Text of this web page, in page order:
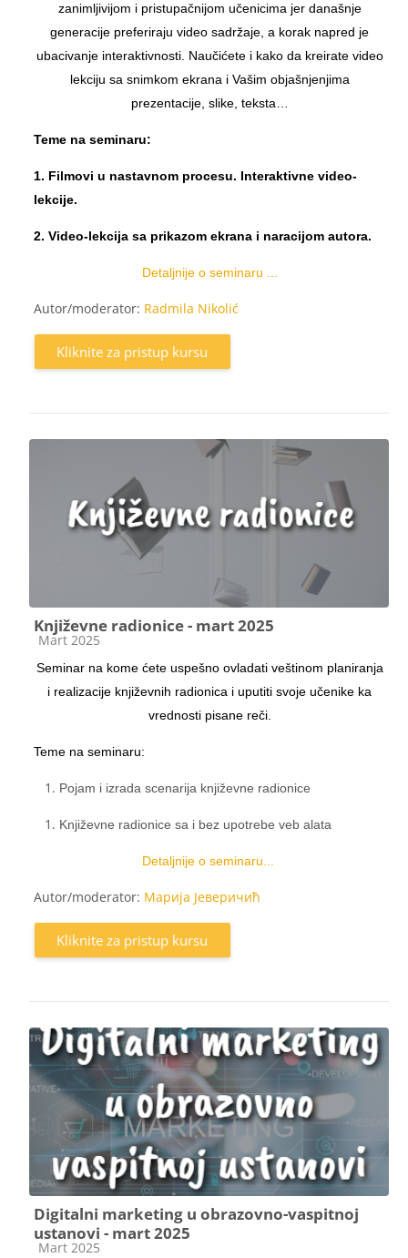
zanimljivijom i pristupačnijom učenicima jer današnje
generacije preferiraju video sadržaje, a korak napred je
ubacivanje interaktivnosti. Naučićete i kako da kreirate video
lekciju sa snimkom ekrana i Vašim objašnjenjima
prezentacije, slike, teksta…
Teme na seminaru:
1. Filmovi u nastavnom procesu. Interaktivne video-
lekcije.
2. Video-lekcija sa prikazom ekrana i naracijom autora.
Detaljnije o seminaru ...
Autor/moderator: Radmila Nikolić
Kliknite za pristup kursu
Književne radionice - mart 2025
Kategorija kursa
Mart 2025
Seminar na kome ćete uspešno ovladati veštinom planiranja
i realizacije književnih radionica i uputiti svoje učenike ka
vrednosti pisane reči.
Teme na seminaru:
Pojam i izrada scenarija književne radionice
Književne radionice sa i bez upotrebe veb alata
Detaljnije o seminaru...
Autor/moderator: Марија Јеверичић
Kliknite za pristup kursu
Digitalni marketing u obrazovno-vaspitnoj
ustanovi - mart 2025
Kategorija kursa
Mart 2025